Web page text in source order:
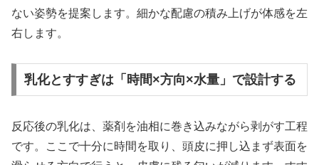
ない姿勢を提案します。細かな配慮の積み上げが体感を左
右します。
乳化とすすぎは「時間×方向×水量」で設計する
反応後の乳化は、薬剤を油相に巻き込みながら剥がす工程
です。ここで十分に時間を取り、頭皮に押し込まず表面を